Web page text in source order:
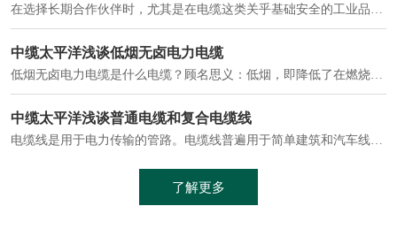
在选择长期合作伙伴时，尤其是在电缆这类关乎基础安全的工业品上，供应商的“内在实力”远比一纸报价单更重要。今天，我们邀请您“云参观”河南太平洋电缆厂，透过每一个细节，看我们如何将“可靠”二字，铸入每一米电缆。
中缆太平洋浅谈低烟无卤电力电缆
低烟无卤电力电缆是什么电缆？顾名思义：低烟，即降低了在燃烧时有害物体的产生；卤素对于人体来说是一种有毒气体，无卤就是没有毒气体的释放，通常是针对电缆遇火灾时而言的。低烟无卤电力电缆又可以称之为环保电缆，低烟无卤电缆大多数用于医院和对环境卫生要求比较严格的地方。
中缆太平洋浅谈普通电缆和复合电缆线
电缆线是用于电力传输的管路。电缆线普遍用于简单建筑和汽车线材，作为能源输送缆线，电缆线的复杂结构勿庸置疑。根据目标功能，电缆线具有以下一些特点：建筑用和车用线材要求轻质、大批量生产、价格低廉、具有相当的电学和力学性能和长时间的耐老化性能；工业用线材必须具有符合客户要求的性能；
了解更多